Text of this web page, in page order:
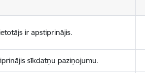
ir apstiprinājis.
sīkdatņu paziņojumu.